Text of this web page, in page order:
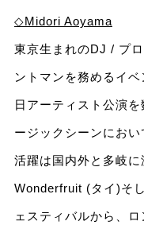
◇Midori Aoyama
東京生まれのDJ / プ
ントマンを務めるイ
日アーティスト公演
ージックシーンにお
活躍は国内外と多岐
Wonderfruit (タイ)そ
ェスティバルから、